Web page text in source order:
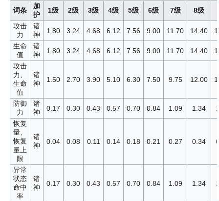
词条
加
护
1级 2级 3级 4级 5级 6级 7级 8级
攻击
力
诸
神
1.80 3.24 4.68 6.12 7.56 9.00 11.70 14.40
生命
值
诸
神
1.80 3.24 4.68 6.12 7.56 9.00 11.70 14.40
攻击
力、
生命
值
诸
神
1.50 2.70 3.90 5.10 6.30 7.50 9.75 12.00
防御
力
诸
神
0.17 0.30 0.43 0.57 0.70 0.84 1.09 1.34
恢复
量、
恢复
量上
限
诸
神
0.04 0.08 0.11 0.14 0.18 0.21 0.27 0.34
异常
状态
命中
率
诸
神
0.17 0.30 0.43 0.57 0.70 0.84 1.09 1.34